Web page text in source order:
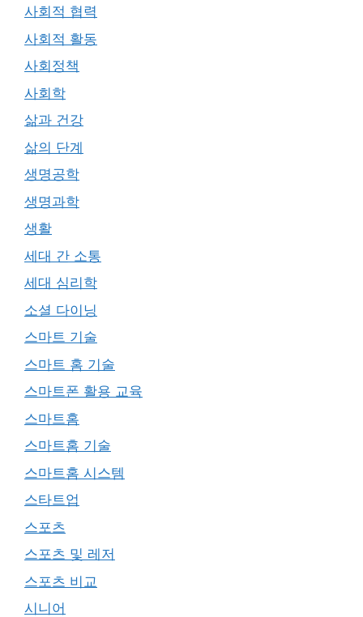
사회적 협력
사회적 활동
사회정책
사회학
삶과 건강
삶의 단계
생명공학
생명과학
생활
세대 간 소통
세대 심리학
소셜 다이닝
스마트 기술
스마트 홈 기술
스마트폰 활용 교육
스마트홈
스마트홈 기술
스마트홈 시스템
스타트업
스포츠
스포츠 및 레저
스포츠 비교
시니어